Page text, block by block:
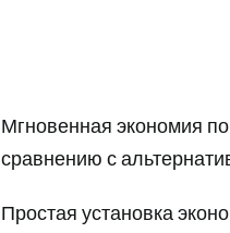
Мгновенная экономия по
сравнению с
Простая установка